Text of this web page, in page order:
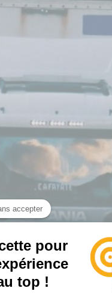
accepter
pour
top !